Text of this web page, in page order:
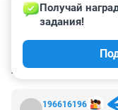
196616196
Получай
задания!